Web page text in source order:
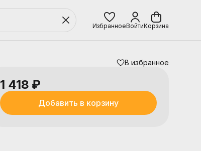
ИзбранноеВойтиКорзина
В избранное
1 418 ₽
Добавить в корзину